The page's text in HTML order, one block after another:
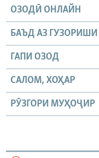
ОЗОДӢ ОНЛАЙН
БАЪД АЗ
ГАПИ ОЗОД
САЛОМ, ХОҲАР
РӮЗГОРИ МУҲОҶИР